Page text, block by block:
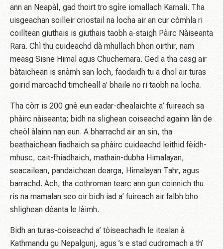
ann an Neapàl, gad thoirt tro sgìre iomallach Karnali. Tha
uisgeachan soilleir criostail na locha air an cur còmhla ri
coilltean giuthais is giuthais taobh a-staigh Pàirc Nàiseanta
Rara. Chì thu cuideachd dà mhullach bhon oirthir, nam
measg Sisne Himal agus Chuchemara. Ged a tha casg air
bàtaichean is snàmh san loch, faodaidh tu a dhol air turas
goirid marcachd timcheall a’ bhaile no ri taobh na locha.
Tha còrr is 200 gnè eun eadar-dhealaichte a’ fuireach sa
phàirc nàiseanta; bidh na slighean coiseachd againn làn de
cheòl àlainn nan eun. A bharrachd air an sin, tha
beathaichean fiadhaich sa phàirc cuideachd leithid fèidh-
mhusc, cait-fhiadhaich, mathain-dubha Himalayan,
seacailean, pandaichean dearga, Himalayan Tahr, agus
barrachd. Ach, tha cothroman tearc ann gun coinnich thu
ris na mamalan seo oir bidh iad a’ fuireach air falbh bho
shlighean dèanta le làimh.
Bidh an turas-coiseachd a’ tòiseachadh le itealan à
Kathmandu gu Nepalgunj, agus ’s e stad cudromach a th’